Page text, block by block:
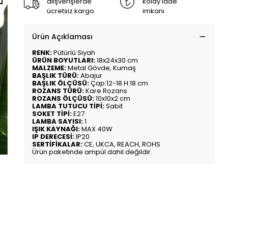
ücretsiz kargo
imkanı
Ürün Açıklaması
RENK:Pütürlü Siyah
ÜRÜN BOYUTLARI:18x24x30 cm
MALZEME:Metal Gövde, Kumaş
BAŞLIK TÜRÜ:Abajur
BAŞLIK ÖLÇÜSÜ:Çap:12-18 H:18 cm
ROZANS TÜRÜ:Kare Rozans
ROZANS ÖLÇÜSÜ:10x10x2 cm
LAMBA TUTUCU TİPİ:Sabit
SOKET TİPİ:E27
LAMBA SAYISI:1
IŞIK KAYNAĞI:MAX 40W
IP DERECESİ:IP20
SERTİFİKALAR:CE, UKCA, REACH, ROHS
Ürün paketinde ampül dahil değildir.